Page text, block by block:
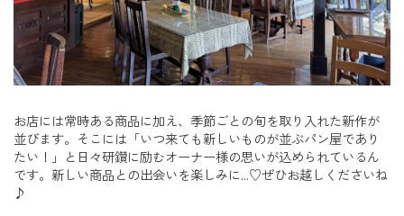
お店には常時ある商品に加え、季節ごとの旬を取り入れた新作が
並びます。そこには「いつ来ても新しいものが並ぶパン屋であり
たい！」と日々研鑽に励むオーナー様の思いが込められているん
です。新しい商品との出会いを楽しみに…♡ぜひお越しくださいね
♪